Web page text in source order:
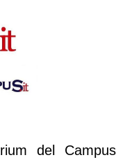
del Campus